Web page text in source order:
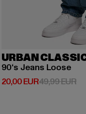
URBAN
90‘s Jeans Loose
20,00 EUR
Prix courant: 20,00 EUR
49,99 EUR